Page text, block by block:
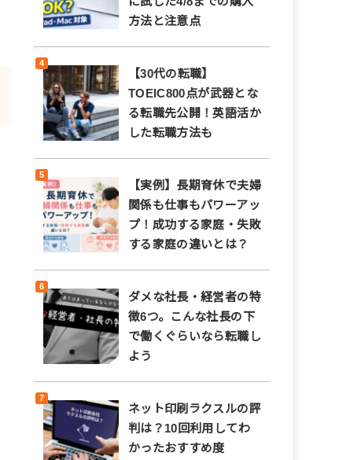
方法と注意点
【30代の転職】
TOEIC800点が武器とな
る転職先公開！英語活か
した転職方法も
【実例】長期育休で夫婦
関係も仕事もパワーアッ
プ！成功する家庭・失敗
する家庭の違いとは？
ダメな社長・経営者の特
徴6つ。こんな社長の下
で働くぐらいなら転職し
よう
ネット印刷ラクスルの評
判は？10回利用してわ
かったおすすめ度